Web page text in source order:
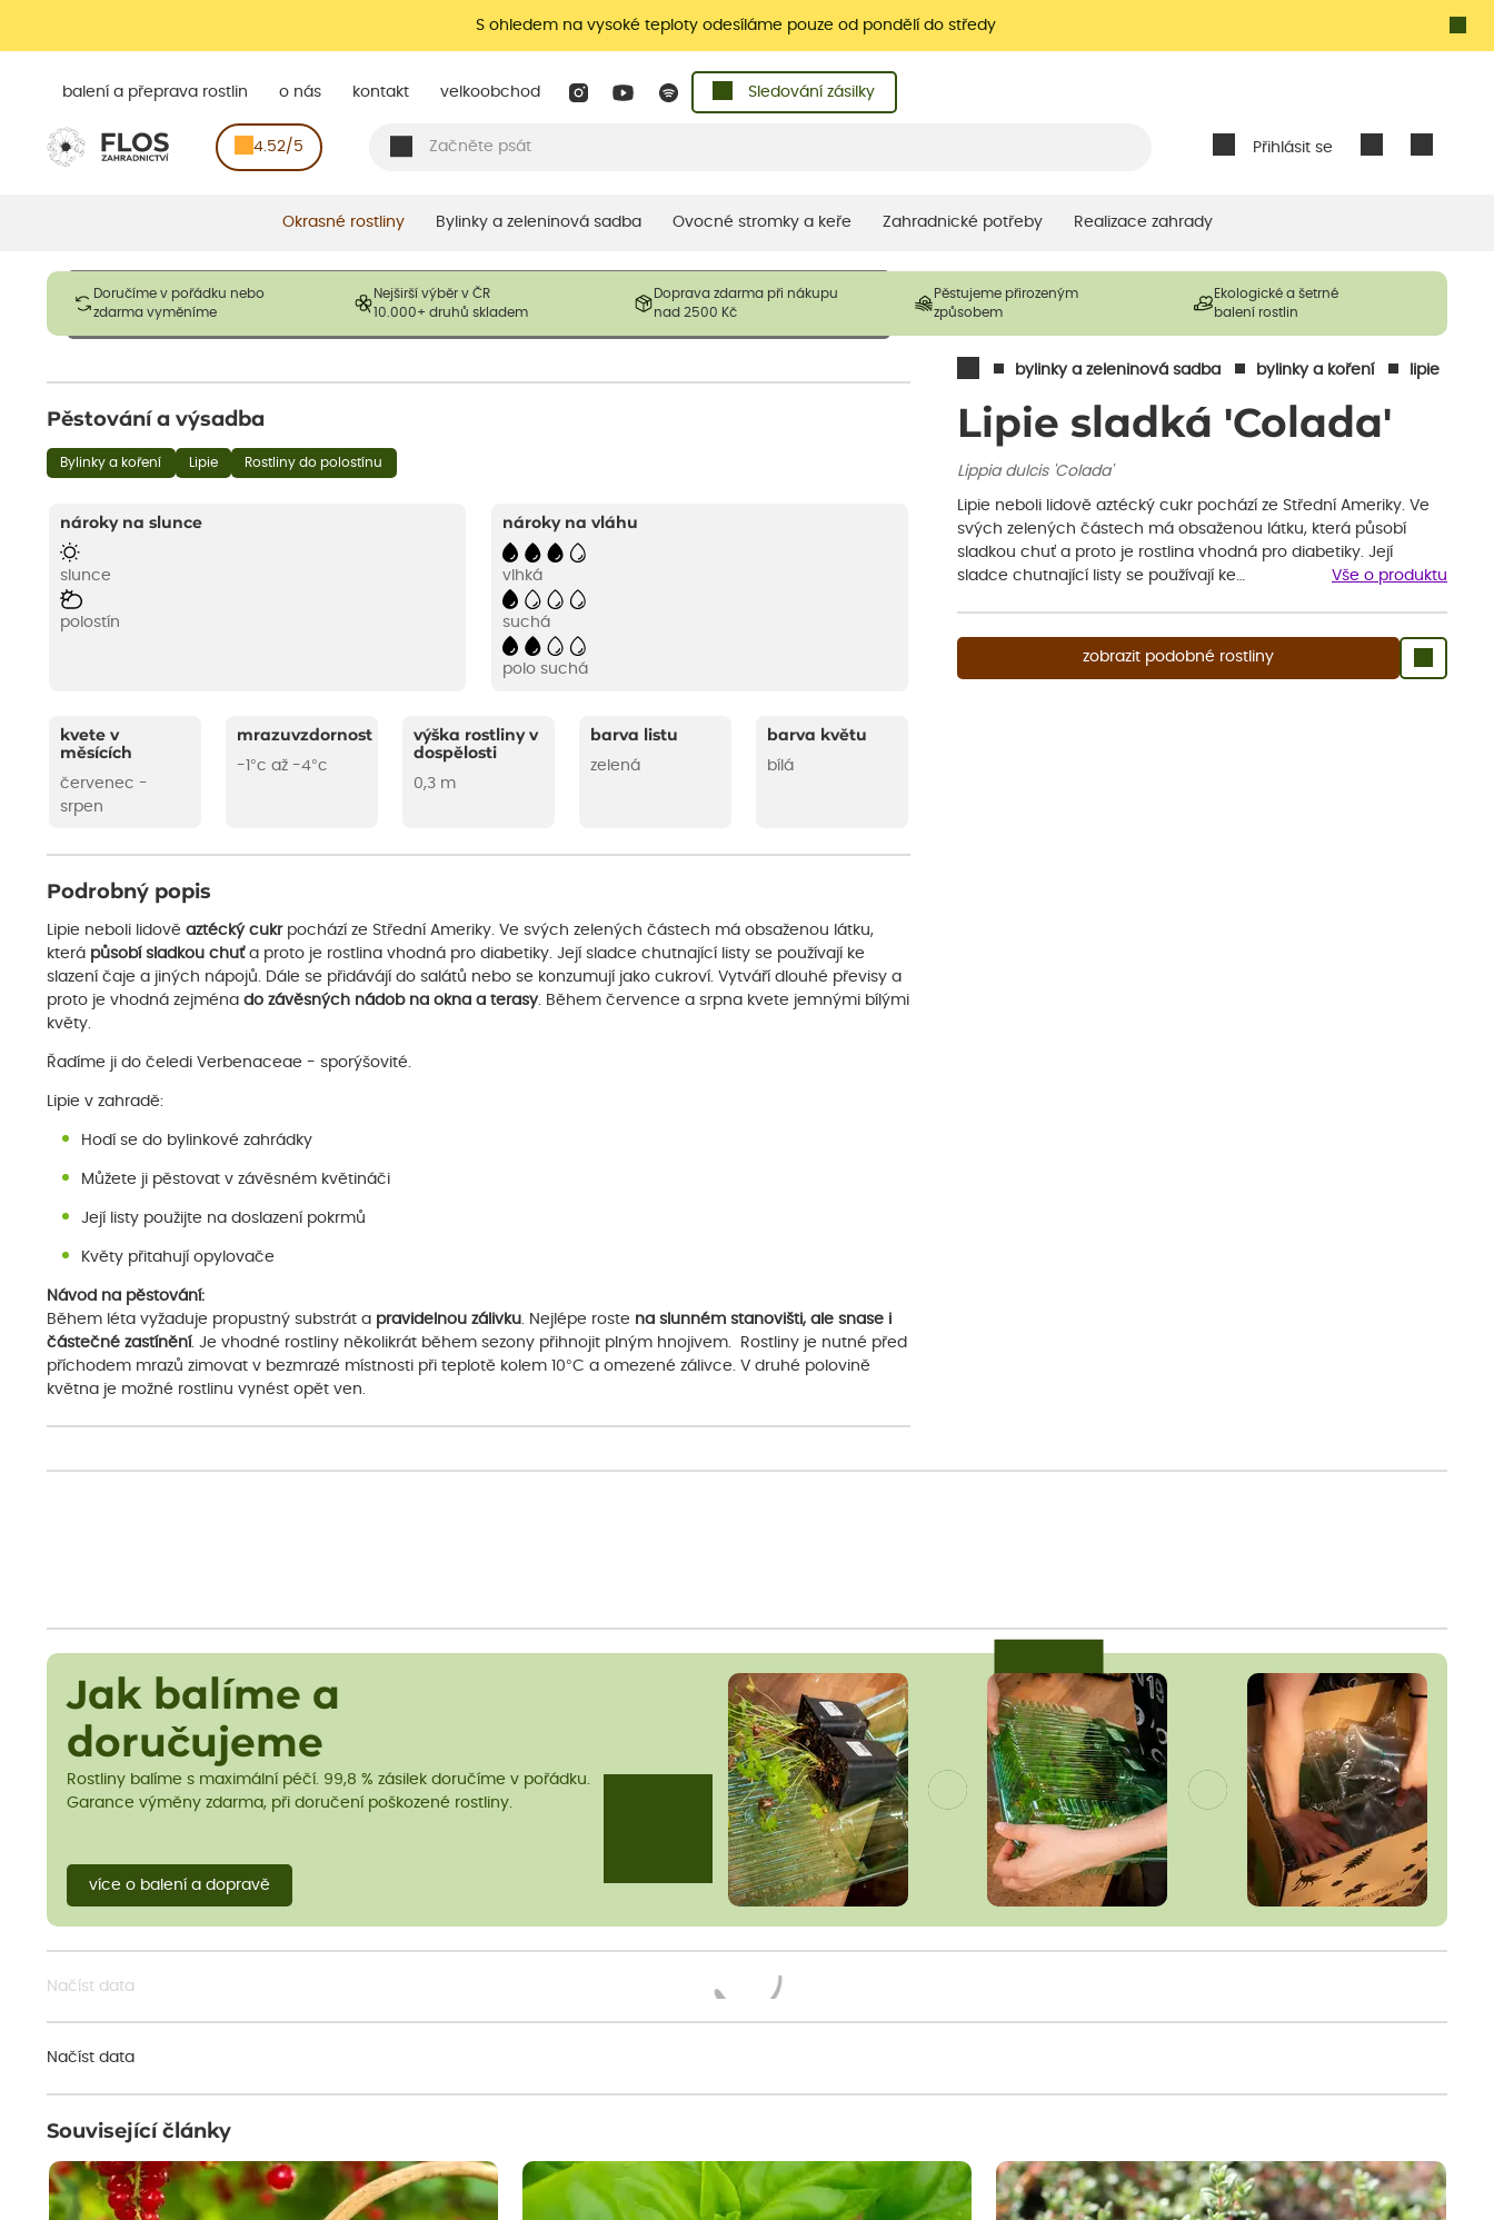
S ohledem na vysoké teploty odesíláme pouze od pondělí do středy
Přihlásit se
balení a přeprava rostlin o nás kontakt velkoobchod Sledování zásilky
4.52/5
Okrasné rostliny Bylinky a zeleninová sadba Ovocné stromky a keře Zahradnické potřeby Realizace zahrady
Doručíme v pořádku nebo
zdarma vyměníme
Nejširší výběr v ČR
10.000+ druhů skladem
Doprava zdarma při nákupu
nad 2500 Kč
Pěstujeme přirozeným
způsobem
Ekologické a šetrné
balení rostlin
bylinky a zeleninová sadba bylinky a koření lipie
Lipie sladká 'Colada'
Lippia dulcis 'Colada'
Lipie neboli lidově aztécký cukr pochází ze Střední Ameriky. Ve
svých zelených částech má obsaženou látku, která působí
sladkou chuť a proto je rostlina vhodná pro diabetiky. Její
sladce chutnající listy se používají ke…
Vše o produktu
zobrazit podobné rostliny
Obrázky slouží pouze pro ilustrační účely a mají reprezentovat prodávané produkty. V závislosti na sezónnosti mohou být
opadavé rostliny dodávány v dormantním stavu a bez listů. Rostliny mohou být také sestřiženy níže, než je uvedená
Pěstování a výsadba
Bylinky a koření Lipie Rostliny do polostínu
nároky na slunce
slunce
polostín
nároky na vláhu
vlhká
suchá
polo suchá
kvete v
měsících
červenec -
srpen
mrazuvzdornost
-1°c až -4°c
výška rostliny v
dospělosti
0,3 m
barva listu
zelená
barva květu
bílá
Podrobný popis
Lipie neboli lidově aztécký cukr pochází ze Střední Ameriky. Ve svých zelených částech má obsaženou látku,
která působí sladkou chuťa proto je rostlina vhodná pro diabetiky. Její sladce chutnající listy se používají ke
slazení čaje a jiných nápojů. Dále se přidávájí do salátů nebo se konzumují jako cukroví. Vytváří dlouhé převisy a
proto je vhodná zejména do závěsných nádob na okna a terasy. Během července a srpna kvete jemnými bílými
květy.
Řadíme ji do čeledi Verbenaceae - sporýšovité.
Lipie v zahradě:
Hodí se do bylinkové zahrádky
Můžete ji pěstovat v závěsném květináči
Její listy použijte na doslazení pokrmů
Květy přitahují opylovače
Návod na pěstování:
Během léta vyžaduje propustný substrát a pravidelnou zálivku. Nejlépe roste na slunném stanovišti, ale snase i
částečné zastínění. Je vhodné rostliny několikrát během sezony přihnojit plným hnojivem. Rostliny je nutné před
příchodem mrazů zimovat v bezmrazé místnosti při teplotě kolem 10°C a omezené zálivce. V druhé polovině
května je možné rostlinu vynést opět ven.
Jak balíme a
doručujeme
Rostliny balíme s maximální péčí. 99,8 % zásilek doručíme v pořádku.
Garance výměny zdarma, při doručení poškozené rostliny.
více o balení a dopravě
Načíst data
Načíst data
Související články